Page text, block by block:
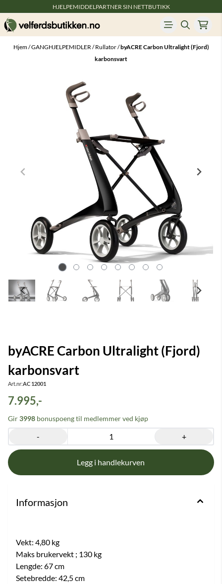
Hopp til innholdHJELPEMIDDELPARTNER SIN NETTBUTIKK
Hjem/GANGHJELPEMIDLER /Rullator/byACRE Carbon Ultralight (Fjord)
karbonsvart
byACRE Carbon Ultralight (Fjord)
karbonsvart
Art.nr:AC 12001
7.995,-
Gir3998 bonuspoeng til medlemmer ved kjøp
- +
Informasjon
Vekt: 4,80 kg
Maks brukervekt ; 130 kg
Lengde: 67 cm
Setebredde: 42,5 cm